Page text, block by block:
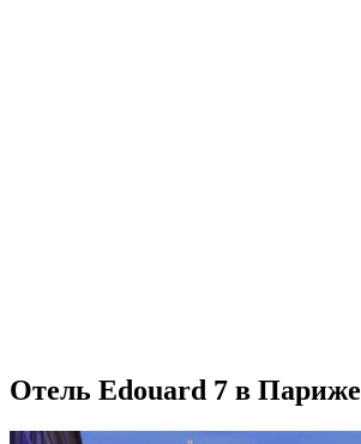
Отель Edouard 7 в Париже